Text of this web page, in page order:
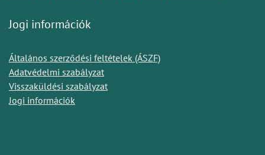
Jogi információk
Általános szerződési feltételek (ÁSZF)
Adatvédelmi szabályzat
Visszaküldési szabályzat
Jogi információk